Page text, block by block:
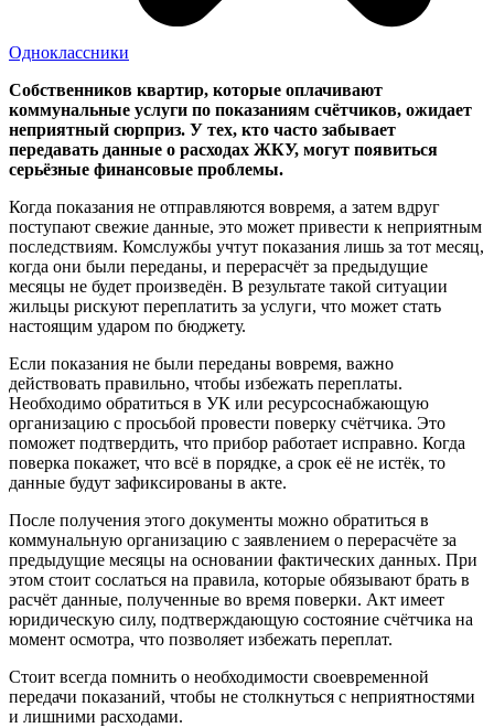
Одноклассники
Собственников квартир, которые оплачивают
коммунальные услуги по показаниям счётчиков, ожидает
неприятный сюрприз. У тех, кто часто забывает
передавать данные о расходах ЖКУ, могут появиться
серьёзные финансовые проблемы.
Когда показания не отправляются вовремя, а затем вдруг
поступают свежие данные, это может привести к неприятным
последствиям. Комслужбы учтут показания лишь за тот месяц,
когда они были переданы, и перерасчёт за предыдущие
месяцы не будет произведён. В результате такой ситуации
жильцы рискуют переплатить за услуги, что может стать
настоящим ударом по бюджету.
Если показания не были переданы вовремя, важно
действовать правильно, чтобы избежать переплаты.
Необходимо обратиться в УК или ресурсоснабжающую
организацию с просьбой провести поверку счётчика. Это
поможет подтвердить, что прибор работает исправно. Когда
поверка покажет, что всё в порядке, а срок её не истёк, то
данные будут зафиксированы в акте.
После получения этого документы можно обратиться в
коммунальную организацию с заявлением о перерасчёте за
предыдущие месяцы на основании фактических данных. При
этом стоит сослаться на правила, которые обязывают брать в
расчёт данные, полученные во время поверки. Акт имеет
юридическую силу, подтверждающую состояние счётчика на
момент осмотра, что позволяет избежать переплат.
Стоит всегда помнить о необходимости своевременной
передачи показаний, чтобы не столкнуться с неприятностями
и лишними расходами.